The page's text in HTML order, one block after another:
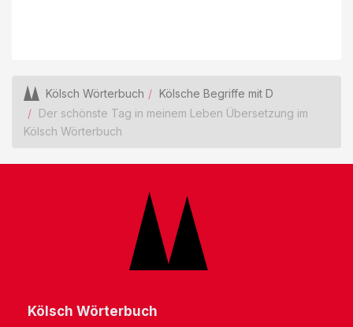
Kölsch Wörterbuch
Kölsche Begriffe mit D
Der schönste Tag in meinem Leben Übersetzung im
Kölsch Wörterbuch
Kölsch Wörterbuch